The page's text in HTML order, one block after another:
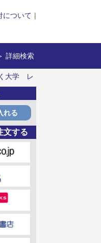
について |
詳細検索
大学
レ
れる
文する